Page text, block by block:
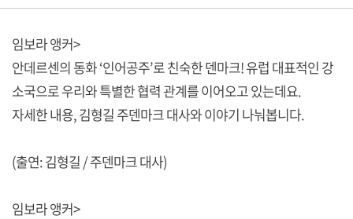
임보라 앵커>
안데르센의 동화 ‘인어공주’로 친숙한 덴마크! 유럽 대표적인 강
소국으로 우리와 특별한 협력 관계를 이어오고 있는데요.
자세한 내용, 김형길 주덴마크 대사와 이야기 나눠봅니다.
(출연: 김형길 / 주덴마크 대사)
임보라 앵커>